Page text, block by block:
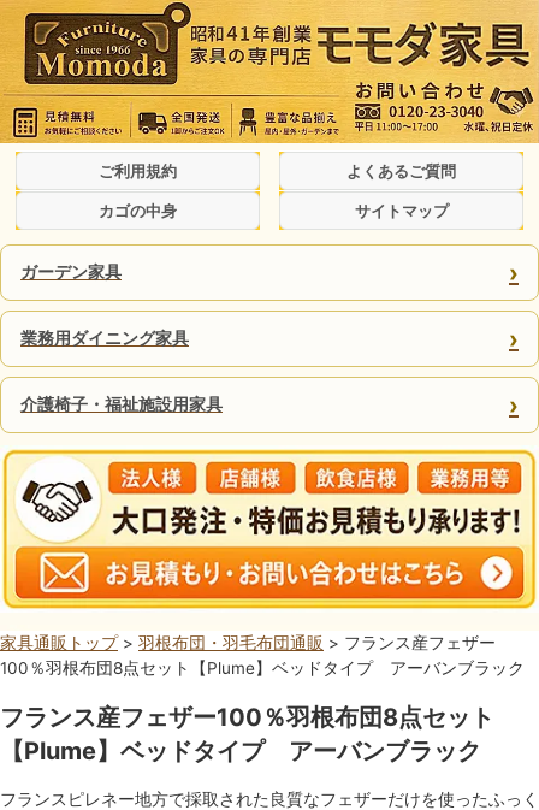
ご利用規約 よくあるご質問
カゴの中身 サイトマップ
ガーデン家具 ›
業務用ダイニング家具 ›
介護椅子・福祉施設用家具 ›
家具通販トップ> 羽根布団・羽毛布団通販 > フランス産フェザー
100％羽根布団8点セット【Plume】ベッドタイプ アーバンブラック
フランス産フェザー100％羽根布団8点セット
【Plume】ベッドタイプ アーバンブラック
フランスピレネー地方で採取された良質なフェザーだけを使ったふっく